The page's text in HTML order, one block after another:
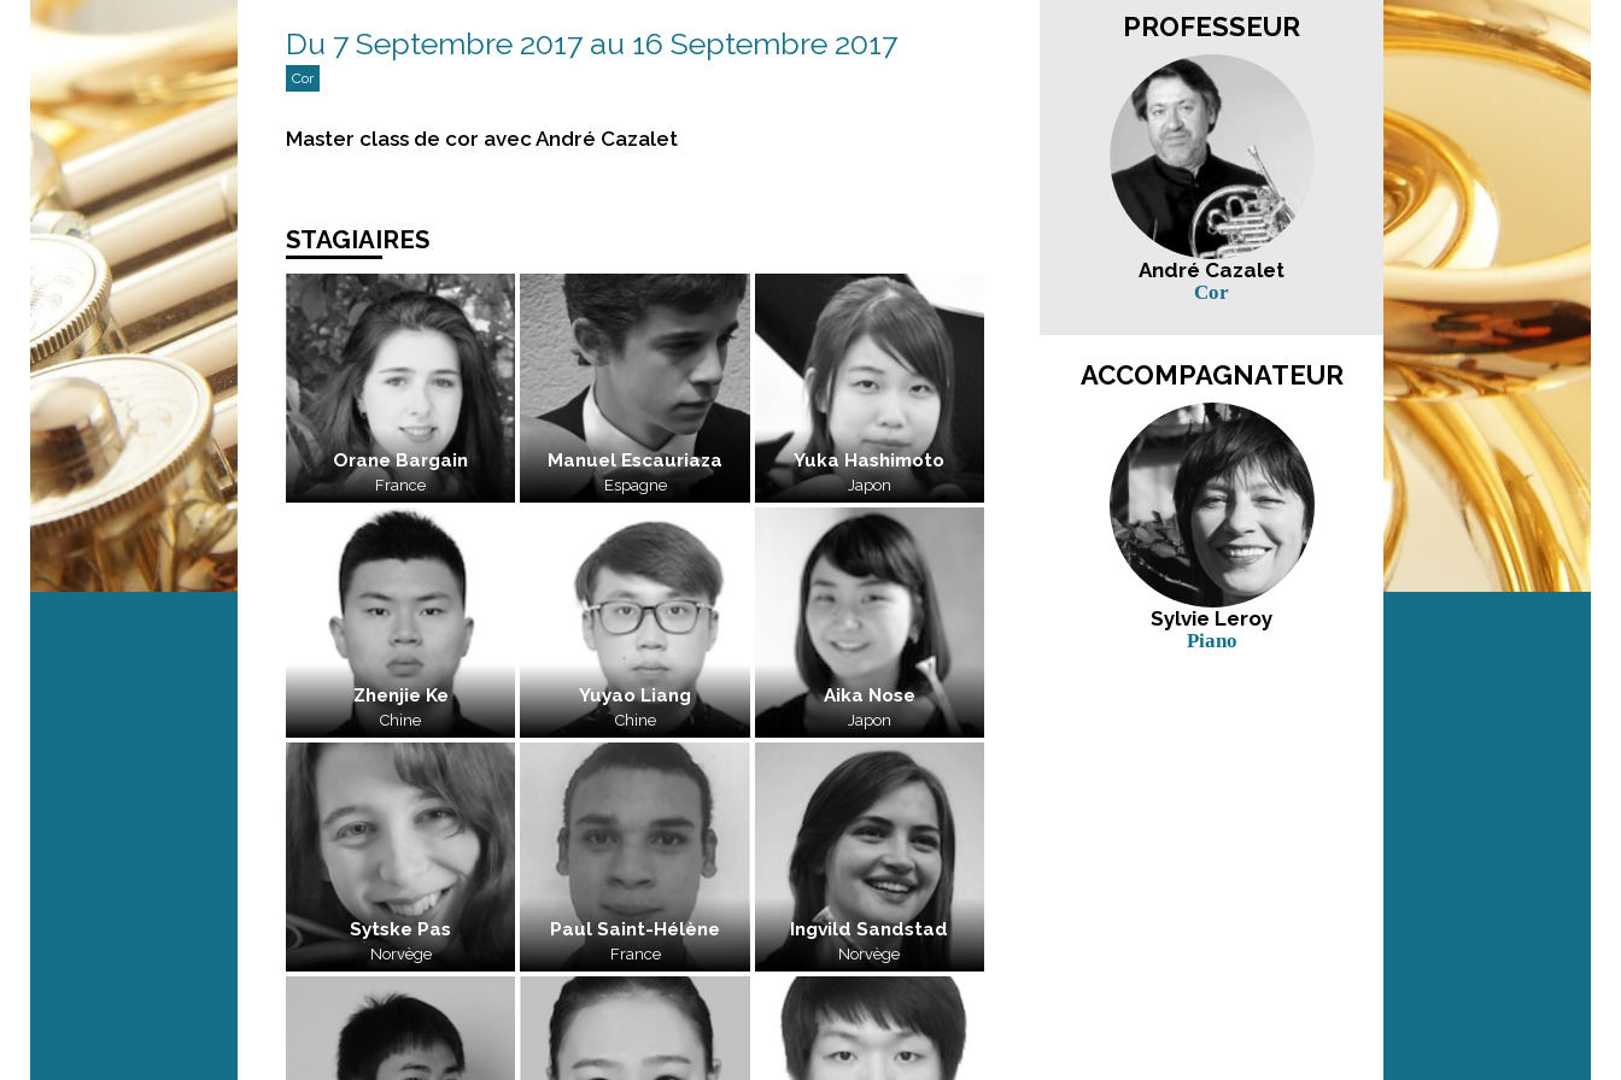
Du 7 Septembre 2017 au 16 Septembre 2017
Cor
Master class de cor avec André Cazalet
STAGIAIRES
Orane Bargain
France
Manuel Escauriaza
Espagne
Yuka Hashimoto
Japon
Zhenjie Ke
Chine
Yuyao Liang
Chine
Aika Nose
Japon
Sytske Pas
Norvège
Paul Saint-Hélène
France
Ingvild Sandstad
Norvège
PROFESSEUR
André Cazalet
Cor
ACCOMPAGNATEUR
Sylvie Leroy
Piano